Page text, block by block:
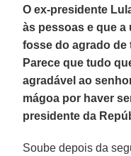
O ex-presidente
às pessoas e que
fosse do agrado de
Parece que tudo
agradável ao
mágoa por haver
presidente da
Soube depois da